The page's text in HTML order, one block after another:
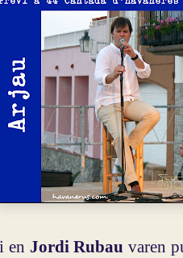
i en Jordi Rubau varen